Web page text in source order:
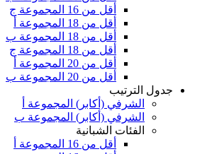
أقل من 16 المجموعة ج
أقل من 18 المجموعة أ
أقل من 18 المجموعة ب
أقل من 18 المجموعة ج
أقل من 20 المجموعة أ
أقل من 20 المجموعة ب
جدول الترتيب
الشرفي (أكابر) المجموعة أ
الشرفي (أكابر) المجموعة ب
الفئات الشبانية
أقل من 16 المجموعة أ